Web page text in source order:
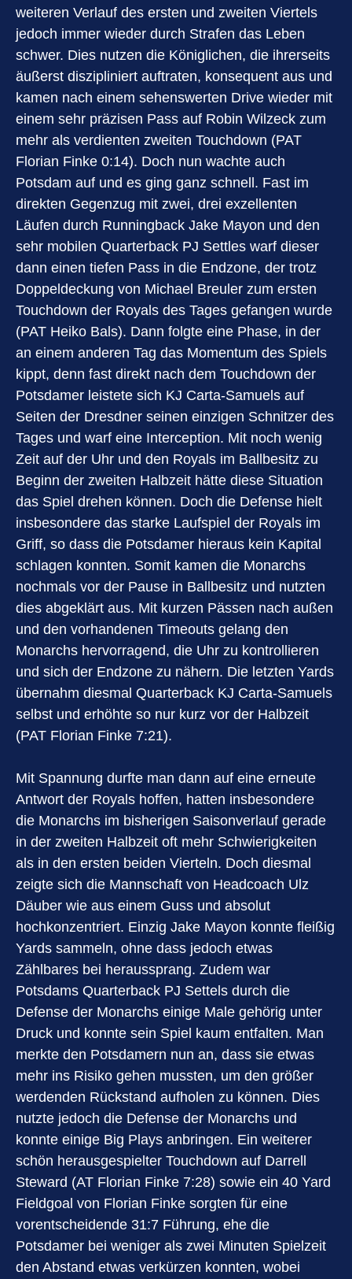
weiteren Verlauf des ersten und zweiten Viertels
jedoch immer wieder durch Strafen das Leben
schwer. Dies nutzen die Königlichen, die ihrerseits
äußerst diszipliniert auftraten, konsequent aus und
kamen nach einem sehenswerten Drive wieder mit
einem sehr präzisen Pass auf Robin Wilzeck zum
mehr als verdienten zweiten Touchdown (PAT
Florian Finke 0:14). Doch nun wachte auch
Potsdam auf und es ging ganz schnell. Fast im
direkten Gegenzug mit zwei, drei exzellenten
Läufen durch Runningback Jake Mayon und den
sehr mobilen Quarterback PJ Settles warf dieser
dann einen tiefen Pass in die Endzone, der trotz
Doppeldeckung von Michael Breuler zum ersten
Touchdown der Royals des Tages gefangen wurde
(PAT Heiko Bals). Dann folgte eine Phase, in der
an einem anderen Tag das Momentum des Spiels
kippt, denn fast direkt nach dem Touchdown der
Potsdamer leistete sich KJ Carta-Samuels auf
Seiten der Dresdner seinen einzigen Schnitzer des
Tages und warf eine Interception. Mit noch wenig
Zeit auf der Uhr und den Royals im Ballbesitz zu
Beginn der zweiten Halbzeit hätte diese Situation
das Spiel drehen können. Doch die Defense hielt
insbesondere das starke Laufspiel der Royals im
Griff, so dass die Potsdamer hieraus kein Kapital
schlagen konnten. Somit kamen die Monarchs
nochmals vor der Pause in Ballbesitz und nutzten
dies abgeklärt aus. Mit kurzen Pässen nach außen
und den vorhandenen Timeouts gelang den
Monarchs hervorragend, die Uhr zu kontrollieren
und sich der Endzone zu nähern. Die letzten Yards
übernahm diesmal Quarterback KJ Carta-Samuels
selbst und erhöhte so nur kurz vor der Halbzeit
(PAT Florian Finke 7:21).
Mit Spannung durfte man dann auf eine erneute
Antwort der Royals hoffen, hatten insbesondere
die Monarchs im bisherigen Saisonverlauf gerade
in der zweiten Halbzeit oft mehr Schwierigkeiten
als in den ersten beiden Vierteln. Doch diesmal
zeigte sich die Mannschaft von Headcoach Ulz
Däuber wie aus einem Guss und absolut
hochkonzentriert. Einzig Jake Mayon konnte fleißig
Yards sammeln, ohne dass jedoch etwas
Zählbares bei heraussprang. Zudem war
Potsdams Quarterback PJ Settels durch die
Defense der Monarchs einige Male gehörig unter
Druck und konnte sein Spiel kaum entfalten. Man
merkte den Potsdamern nun an, dass sie etwas
mehr ins Risiko gehen mussten, um den größer
werdenden Rückstand aufholen zu können. Dies
nutzte jedoch die Defense der Monarchs und
konnte einige Big Plays anbringen. Ein weiterer
schön herausgespielter Touchdown auf Darrell
Steward (AT Florian Finke 7:28) sowie ein 40 Yard
Fieldgoal von Florian Finke sorgten für eine
vorentscheidende 31:7 Führung, ehe die
Potsdamer bei weniger als zwei Minuten Spielzeit
den Abstand etwas verkürzen konnten, wobei